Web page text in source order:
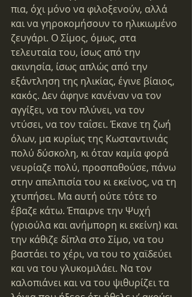
πια, όχι μόνο να φιλοξενούν, αλλά
και να γηροκομήσουν το ηλικιωμένο
ζευγάρι. Ο Σίμος, όμως, στα
τελευταία του, ίσως από την
ακινησία, ίσως απλώς από την
εξάντληση της ηλικίας, έγινε βίαιος,
κακός. Δεν άφηνε κανέναν να τον
αγγίξει, να τον πλύνει, να τον
ντύσει, να τον ταΐσει. Έκανε τη ζωή
όλων, μα κυρίως της Κωσταντινιάς
πολύ δύσκολη, κι όταν καμία φορά
νευρίαζε πολύ, προσπαθούσε, πάνω
στην απελπισία του κι εκείνος, να τη
χτυπήσει. Μα αυτή ούτε τότε το
έβαζε κάτω. Έπαιρνε την Ψυχή
(γριούλα και ανήμπορη κι εκείνη) και
την κάθιζε δίπλα στο Σίμο, να του
βαστάει το χέρι, να του το χαϊδεύει
και να του γλυκομιλάει. Να τον
καλοπιάνει και να του ψιθυρίζει τα